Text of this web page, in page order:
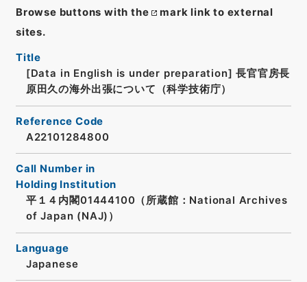
Browse buttons with the
mark link to external
sites.
Title
[Data in English is under preparation] 長官官房長
原田久の海外出張について（科学技術庁）
Reference Code
A22101284800
Call Number in
Holding Institution
平１４内閣01444100（所蔵館：National Archives
of Japan (NAJ)）
Language
Japanese